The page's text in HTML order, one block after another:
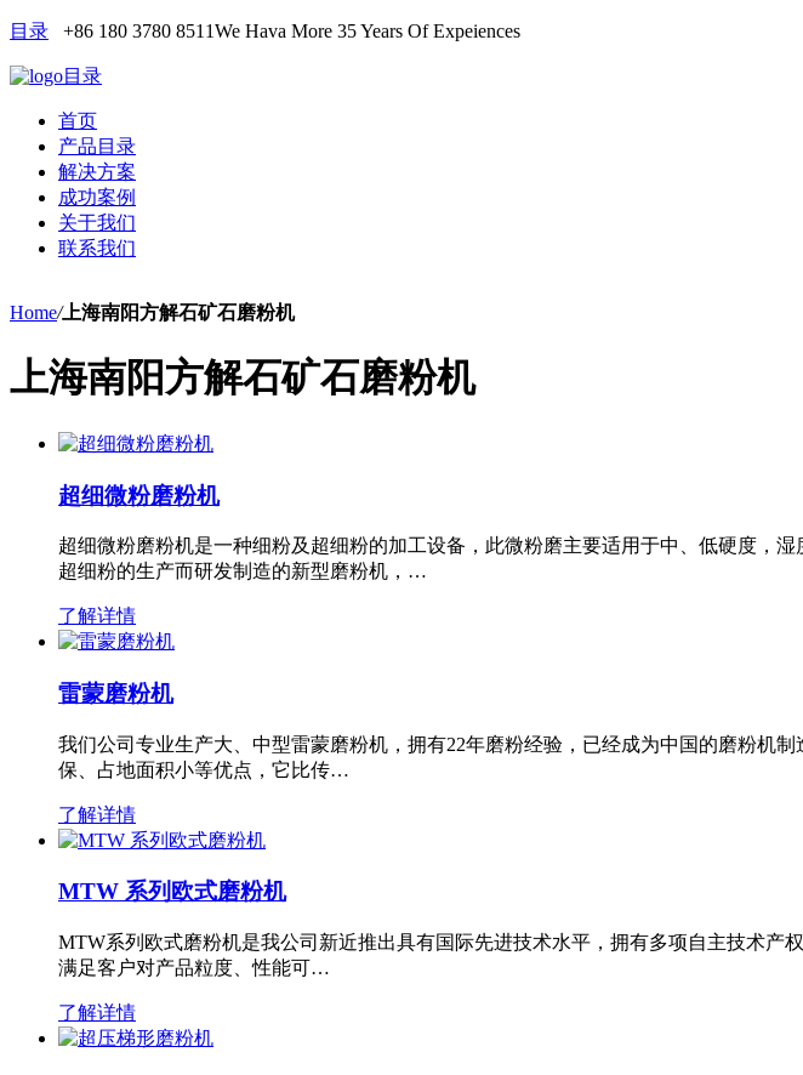
目录 +86 180 3780 8511We Hava More 35 Years Of Expeiences
目录
首页
产品目录
解决方案
成功案例
关于我们
联系我们
Home/上海南阳方解石矿石磨粉机
上海南阳方解石矿石磨粉机
超细微粉磨粉机
超细微粉磨粉机是一种细粉及超细粉的加工设备，此微粉磨主要适用于中、低硬度，
超细粉的生产而研发制造的新型磨粉机，…
了解详情
雷蒙磨粉机
我们公司专业生产大、中型雷蒙磨粉机，拥有22年磨粉经验，已经成为中国的磨粉机
保、占地面积小等优点，它比传…
了解详情
MTW 系列欧式磨粉机
MTW系列欧式磨粉机是我公司新近推出具有国际先进技术水平，拥有多项自主技术
满足客户对产品粒度、性能可…
了解详情